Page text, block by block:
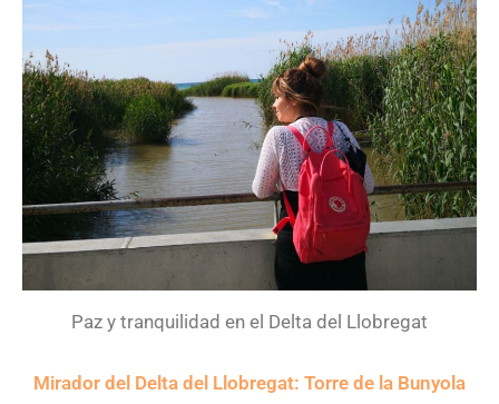
Paz y tranquilidad en el Delta del Llobregat
Mirador del Delta del Llobregat: Torre de la Bunyola